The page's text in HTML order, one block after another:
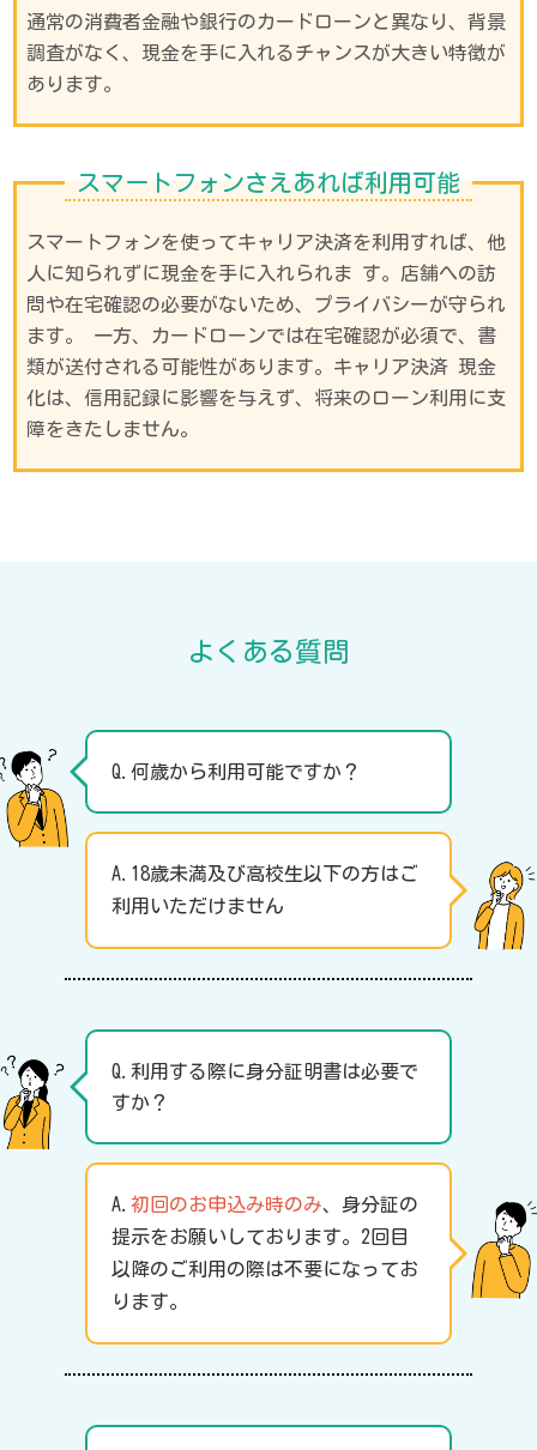
通常の消費者金融や銀行のカードローンと異なり、背景
調査がなく、現金を手に入れるチャンスが大きい特徴が
あります。
スマートフォンさえあれば利用可能
スマートフォンを使ってキャリア決済を利用すれば、他
人に知られずに現金を手に入れられま す。店舗への訪
問や在宅確認の必要がないため、プライバシーが守られ
ます。 一方、カードローンでは在宅確認が必須で、書
類が送付される可能性があります。キャリア決済 現金
化は、信用記録に影響を与えず、将来のローン利用に支
障をきたしません。
よくある質問
Q.何歳から利用可能ですか？
A.18歳未満及び高校生以下の方はご
利用いただけません
Q.利用する際に身分証明書は必要で
すか？
A. 初回のお申込み時のみ、身分証の
提示をお願いしております。2回目
以降のご利用の際は不要になってお
ります。